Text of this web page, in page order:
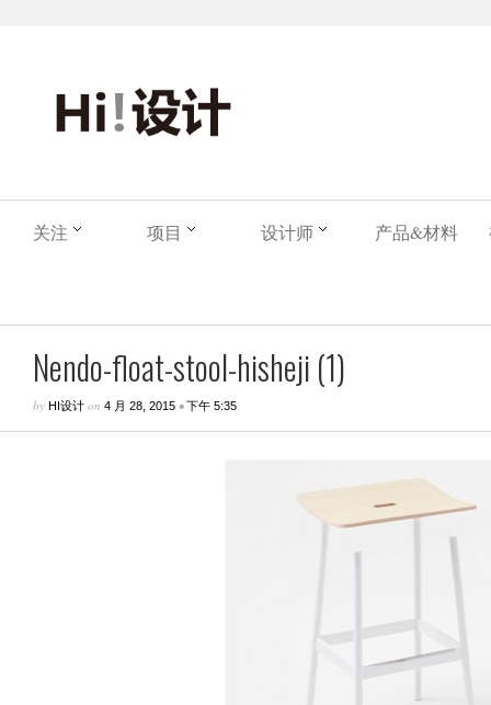
关注 项目 设计师 产品&材料
Nendo-float-stool-hisheji (1)
by HI设计 on 4 月 28, 2015 •下午 5:35